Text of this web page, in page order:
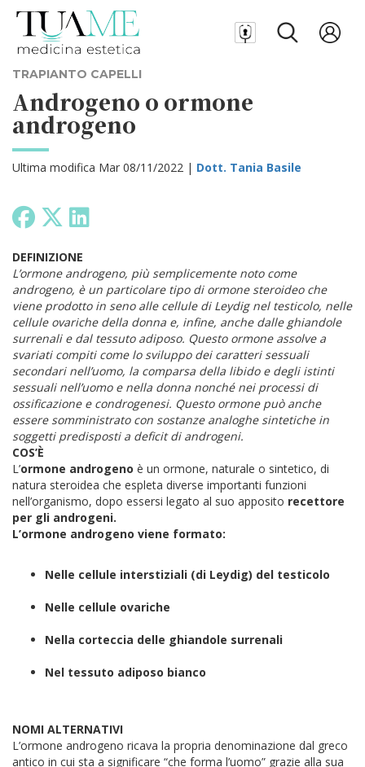
TRAPIANTO CAPELLI
Androgeno o ormone
androgeno
Ultima modifica Mar 08/11/2022 | Dott. Tania Basile
DEFINIZIONE
L’ormone androgeno, più semplicemente noto come
androgeno, è un particolare tipo di ormone steroideo che
viene prodotto in seno alle cellule di Leydig nel testicolo, nelle
cellule ovariche della donna e, infine, anche dalle ghiandole
surrenali e dal tessuto adiposo. Questo ormone assolve a
svariati compiti come lo sviluppo dei caratteri sessuali
secondari nell’uomo, la comparsa della libido e degli istinti
sessuali nell’uomo e nella donna nonché nei processi di
ossificazione e condrogenesi. Questo ormone può anche
essere somministrato con sostanze analoghe sintetiche in
soggetti predisposti a deficit di androgeni.
COS’È
L’ormone androgeno è un ormone, naturale o sintetico, di
natura steroidea che espleta diverse importanti funzioni
nell’organismo, dopo essersi legato al suo apposito recettore
per gli androgeni.
L’ormone androgeno viene formato:
Nelle cellule interstiziali (di Leydig) del testicolo
Nelle cellule ovariche
Nella corteccia delle ghiandole surrenali
Nel tessuto adiposo bianco
NOMI ALTERNATIVI
L’ormone androgeno ricava la propria denominazione dal greco
antico in cui sta a significare “che forma l’uomo” grazie alla sua